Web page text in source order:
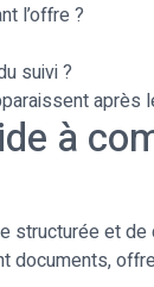
l’offre ?
suivi ?
après
à
structurée et
documents,